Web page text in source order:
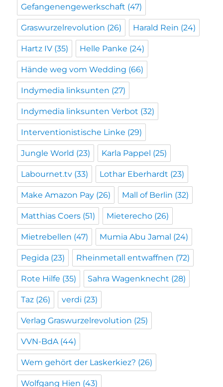
Gefangenengewerkschaft (47)
Graswurzelrevolution (26) Harald Rein (24)
Hartz IV (35) Helle Panke (24)
Hände weg vom Wedding (66)
Indymedia linksunten (27)
Indymedia linksunten Verbot (32)
Interventionistische Linke (29)
Jungle World (23) Karla Pappel (25)
Labournet.tv (33) Lothar Eberhardt (23)
Make Amazon Pay (26) Mall of Berlin (32)
Matthias Coers (51) Mieterecho (26)
Mietrebellen (47) Mumia Abu Jamal (24)
Pegida (23) Rheinmetall entwaffnen (72)
Rote Hilfe (35) Sahra Wagenknecht (28)
Taz (26) verdi (23)
Verlag Graswurzelrevolution (25)
VVN-BdA (44)
Wem gehört der Laskerkiez? (26)
Wolfgang Hien (43)